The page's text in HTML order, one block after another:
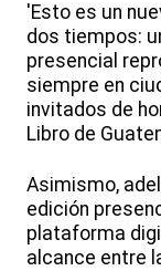
'Esto es un
dos tiempos:
presencial
siempre en
invitados de
Libro de
Asimismo,
edición
plataforma
alcance entre